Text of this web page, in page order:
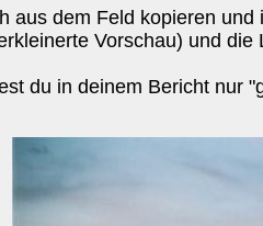
aus dem Feld kopieren
Vorschau) und
du in deinem Bericht nur